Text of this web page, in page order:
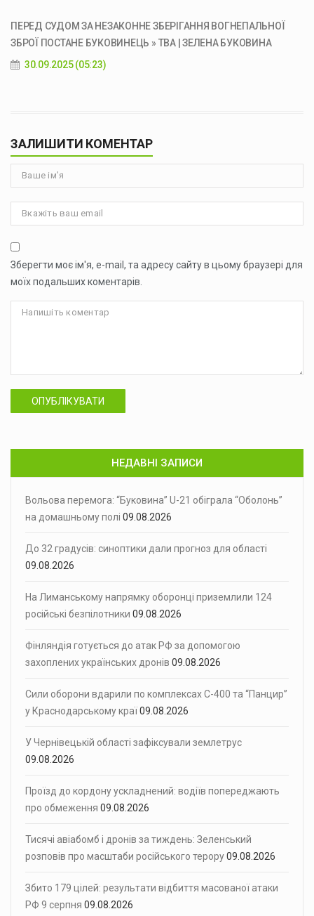
ПЕРЕД СУДОМ ЗА НЕЗАКОННЕ ЗБЕРІГАННЯ ВОГНЕПАЛЬНОЇ
ЗБРОЇ ПОСТАНЕ БУКОВИНЕЦЬ » ТВА | ЗЕЛЕНА БУКОВИНА
30.09.2025 (05:23)
ЗАЛИШИТИ КОМЕНТАР
Зберегти моє ім'я, e-mail, та адресу сайту в цьому браузері для
моїх подальших коментарів.
ОПУБЛІКУВАТИ
НЕДАВНІ ЗАПИСИ
Вольова перемога: “Буковина” U-21 обіграла “Оболонь”
на домашньому полі 09.08.2026
До 32 градусів: синоптики дали прогноз для області
09.08.2026
На Лиманському напрямку оборонці приземлили 124
російські безпілотники 09.08.2026
Фінляндія готується до атак РФ за допомогою
захоплених українських дронів 09.08.2026
Сили оборони вдарили по комплексах С-400 та “Панцир”
у Краснодарському краї09.08.2026
У Чернівецькій області зафіксували землетрус
09.08.2026
Проїзд до кордону ускладнений: водіїв попереджають
про обмеження 09.08.2026
Тисячі авіабомб і дронів за тиждень: Зеленський
розповів про масштаби російського терору09.08.2026
Збито 179 цілей: результати відбиття масованої атаки
РФ 9 серпня 09.08.2026